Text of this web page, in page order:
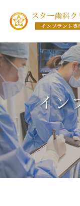
イン